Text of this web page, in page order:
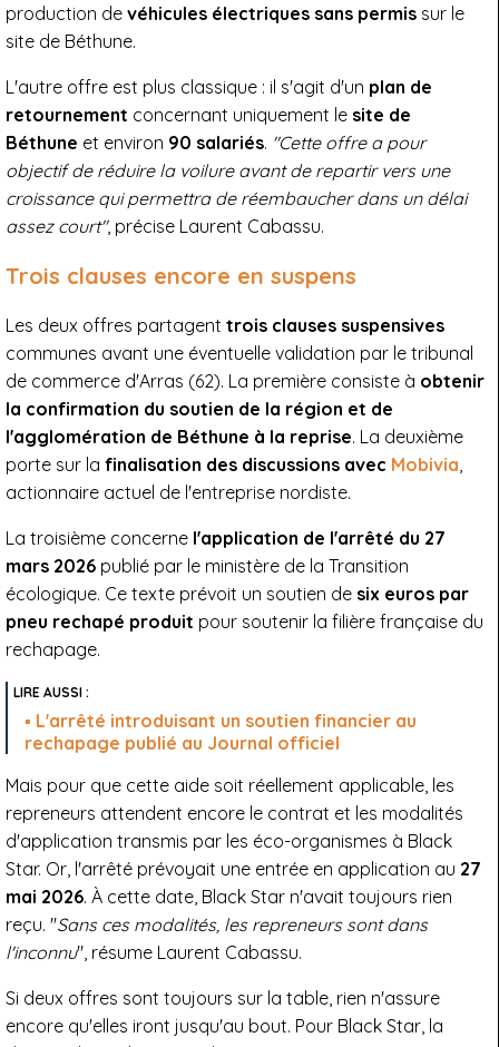
production de véhicules électriques sans permis sur le
site de Béthune.
L'autre offre est plus classique : il s'agit d'un plan de
retournement concernant uniquement le site de
Béthune et environ 90 salariés. "Cette offre a pour
objectif de réduire la voilure avant de repartir vers une
croissance qui permettra de réembaucher dans un délai
assez court", précise Laurent Cabassu.
Trois clauses encore en suspens
Les deux offres partagent trois clauses suspensives
communes avant une éventuelle validation par le tribunal
de commerce d'Arras (62). La première consiste à obtenir
la confirmation du soutien de la région et de
l'agglomération de Béthune à la reprise. La deuxième
porte sur la finalisation des discussions avec Mobivia
actionnaire actuel de l'entreprise nordiste.
La troisième concerne l'application de l'arrêté du 27
mars 2026 publié par le ministère de la Transition
écologique. Ce texte prévoit un soutien de six euros par
pneu rechapé produit pour soutenir la filière française du
rechapage.
L'arrêté introduisant un soutien financier au
rechapage publié au Journal officiel
Mais pour que cette aide soit réellement applicable, les
repreneurs attendent encore le contrat et les modalités
d'application transmis par les éco-organismes à Black
Star. Or, l'arrêté prévoyait une entrée en application au 27
mai 2026. À cette date, Black Star n'avait toujours rien
reçu. "Sans ces modalités, les repreneurs sont dans
l'inconnu", résume Laurent Cabassu.
Si deux offres sont toujours sur la table, rien n'assure
encore qu'elles iront jusqu'au bout. Pour Black Star, la